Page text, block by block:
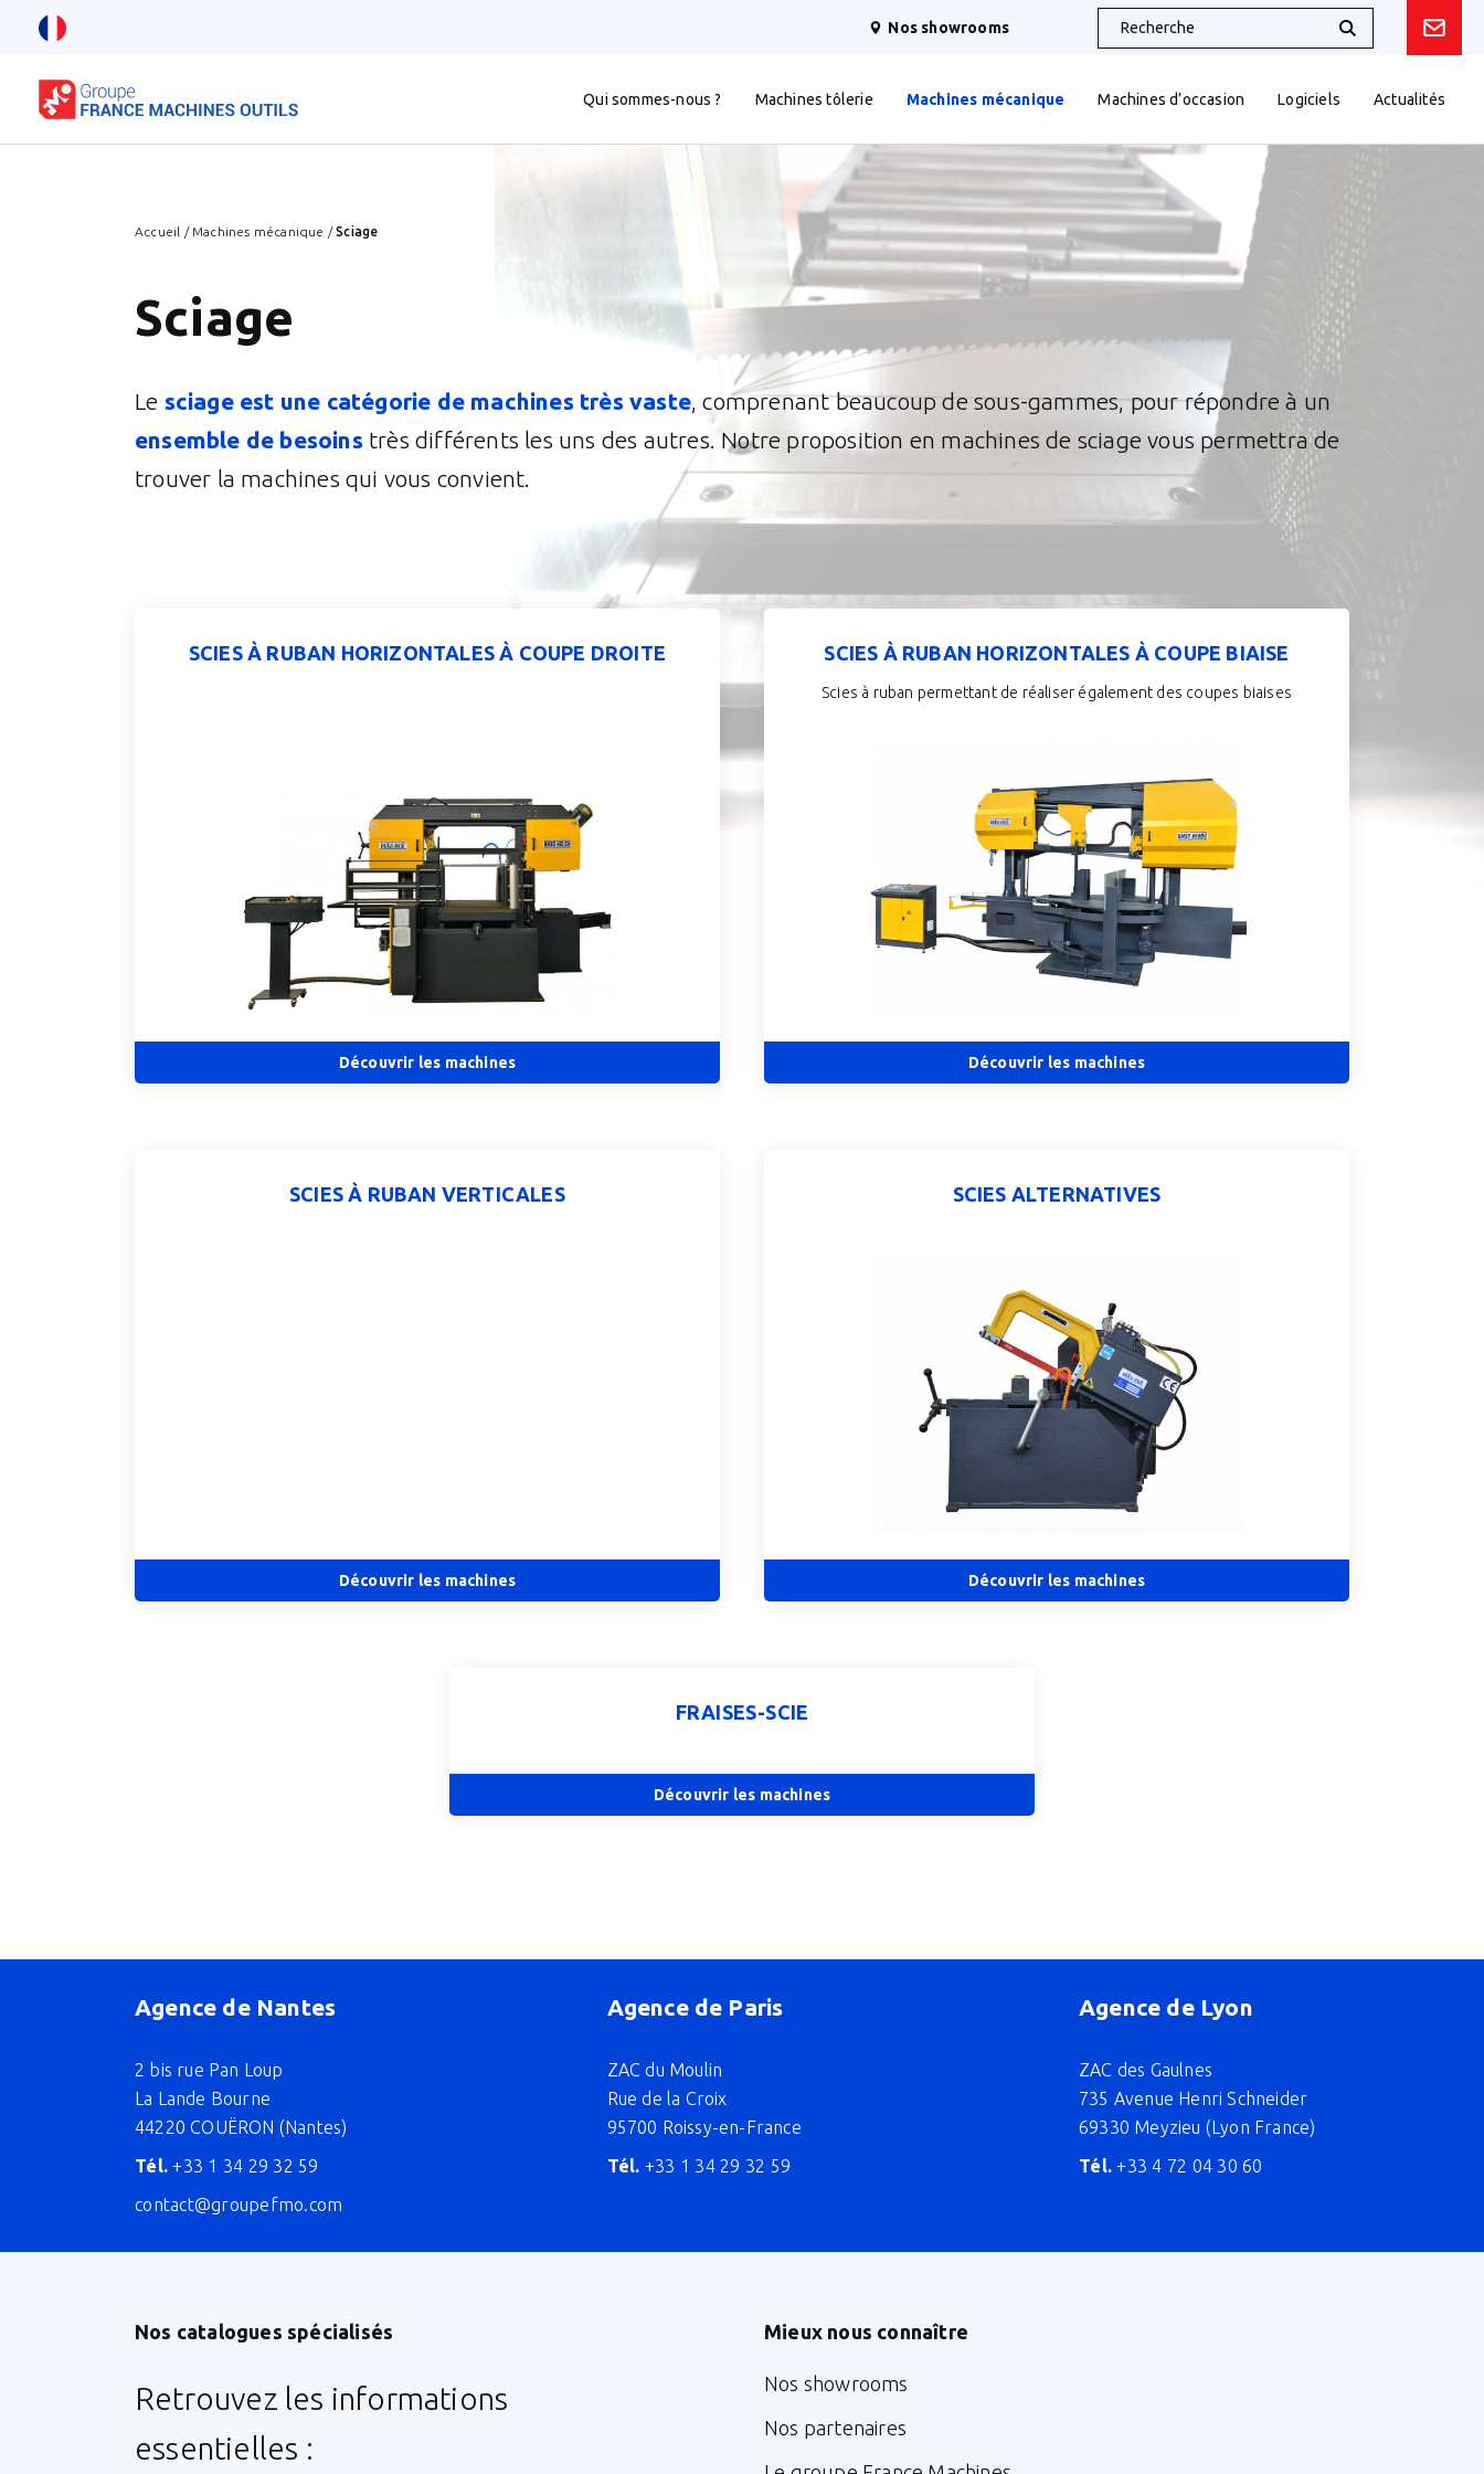
Nos showrooms
Qui sommes-nous ? Machines tôlerie Machines mécanique Machines d’occasion Logiciels Actualités
Accueil / Machines mécanique /Sciage
Sciage
Le sciage est une catégorie de machines très vaste, comprenant beaucoup de sous-gammes, pour répondre à un
ensemble de besoinstrès différents les uns des autres. Notre proposition en machines de sciage vous permettra de
trouver la machines qui vous convient.
SCIES À RUBAN HORIZONTALES À COUPE DROITE
Découvrir les machines
SCIES À RUBAN HORIZONTALES À COUPE BIAISE
Scies à ruban permettant de réaliser également des coupes biaises
Découvrir les machines
SCIES À RUBAN VERTICALES
Découvrir les machines
SCIES ALTERNATIVES
Découvrir les machines
FRAISES-SCIE
Découvrir les machines
Agence de Nantes
2 bis rue Pan Loup
La Lande Bourne
44220 COUËRON (Nantes)
Tél. +33 1 34 29 32 59
contact@groupefmo.com
Agence de Paris
ZAC du Moulin
Rue de la Croix
95700 Roissy-en-France
Tél. +33 1 34 29 32 59
Agence de Lyon
ZAC des Gaulnes
735 Avenue Henri Schneider
69330 Meyzieu (Lyon France)
Tél. +33 4 72 04 30 60
Nos catalogues spécialisés
Retrouvez les informations
essentielles :
Mieux nous connaître
Nos showrooms
Nos partenaires